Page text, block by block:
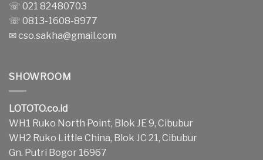
☏ 021 82480703
☏ 0813-1608-8977
✉cso.sakha@gmail.com
SHOWROOM
LOTOTO.co.id
WH1 Ruko North Point, Blok JE 9, Cibubur
WH2 Ruko Little China, Blok JC 21, Cibubur
Gn. Putri Bogor 16967